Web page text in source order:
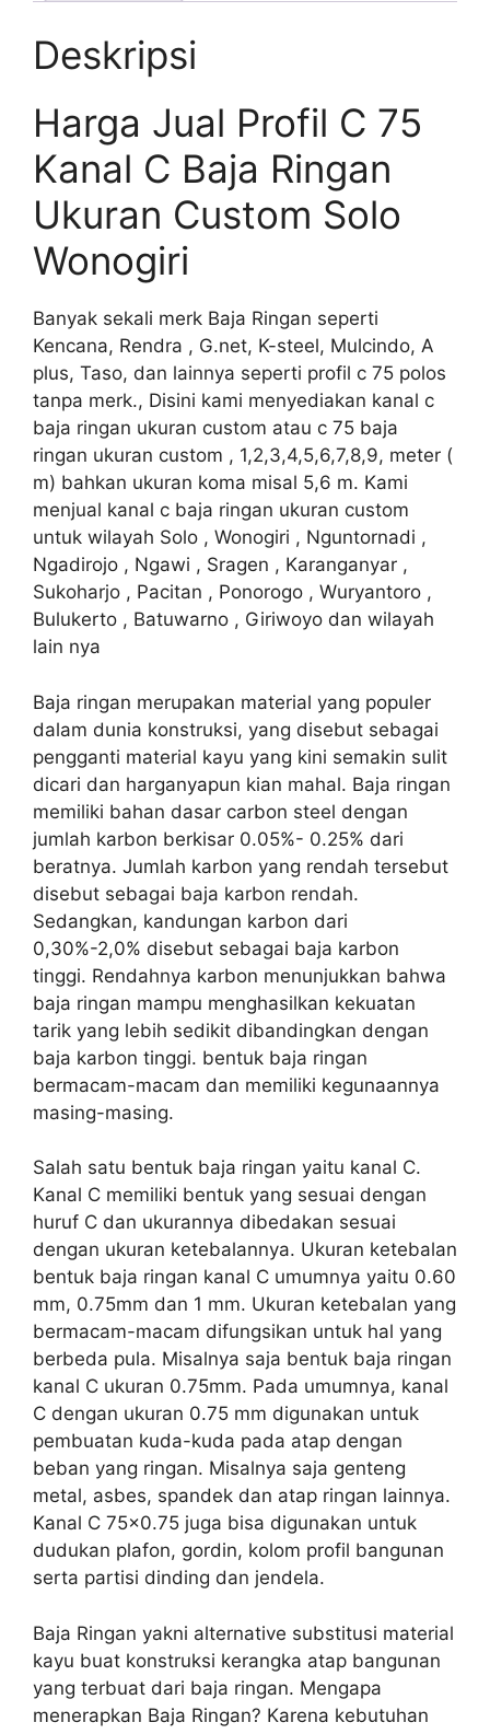
Deskripsi
Harga Jual Profil C 75
Kanal C Baja Ringan
Ukuran Custom Solo
Wonogiri
Banyak sekali merk Baja Ringan seperti
Kencana, Rendra , G.net, K-steel, Mulcindo, A
plus, Taso, dan lainnya seperti profil c 75 polos
tanpa merk., Disini kami menyediakan kanal c
baja ringan ukuran custom atau c 75 baja
ringan ukuran custom , 1,2,3,4,5,6,7,8,9, meter (
m) bahkan ukuran koma misal 5,6 m. Kami
menjual kanal c baja ringan ukuran custom
untuk wilayah Solo , Wonogiri , Nguntornadi ,
Ngadirojo , Ngawi , Sragen , Karanganyar ,
Sukoharjo , Pacitan , Ponorogo , Wuryantoro ,
Bulukerto , Batuwarno , Giriwoyo dan wilayah
lain nya
Baja ringan merupakan material yang populer
dalam dunia konstruksi, yang disebut sebagai
pengganti material kayu yang kini semakin sulit
dicari dan harganyapun kian mahal. Baja ringan
memiliki bahan dasar carbon steel dengan
jumlah karbon berkisar 0.05%- 0.25% dari
beratnya. Jumlah karbon yang rendah tersebut
disebut sebagai baja karbon rendah.
Sedangkan, kandungan karbon dari
0,30%-2,0% disebut sebagai baja karbon
tinggi. Rendahnya karbon menunjukkan bahwa
baja ringan mampu menghasilkan kekuatan
tarik yang lebih sedikit dibandingkan dengan
baja karbon tinggi. bentuk baja ringan
bermacam-macam dan memiliki kegunaannya
masing-masing.
Salah satu bentuk baja ringan yaitu kanal C.
Kanal C memiliki bentuk yang sesuai dengan
huruf C dan ukurannya dibedakan sesuai
dengan ukuran ketebalannya. Ukuran ketebalan
bentuk baja ringan kanal C umumnya yaitu 0.60
mm, 0.75mm dan 1 mm. Ukuran ketebalan yang
bermacam-macam difungsikan untuk hal yang
berbeda pula. Misalnya saja bentuk baja ringan
kanal C ukuran 0.75mm. Pada umumnya, kanal
C dengan ukuran 0.75 mm digunakan untuk
pembuatan kuda-kuda pada atap dengan
beban yang ringan. Misalnya saja genteng
metal, asbes, spandek dan atap ringan lainnya.
Kanal C 75×0.75 juga bisa digunakan untuk
dudukan plafon, gordin, kolom profil bangunan
serta partisi dinding dan jendela.
Baja Ringan yakni alternative substitusi material
kayu buat konstruksi kerangka atap bangunan
yang terbuat dari baja ringan. Mengapa
menerapkan Baja Ringan? Karena kebutuhan